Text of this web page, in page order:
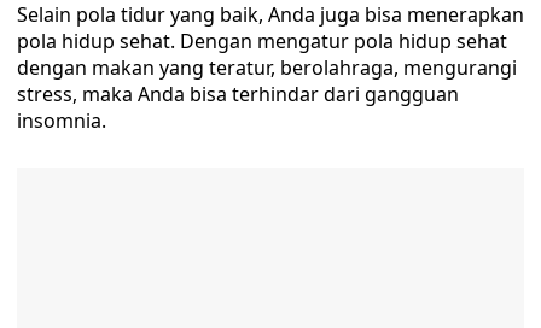
Selain pola tidur yang baik, Anda juga bisa menerapkan
pola hidup sehat. Dengan mengatur pola hidup sehat
dengan makan yang teratur, berolahraga, mengurangi
stress, maka Anda bisa terhindar dari gangguan
insomnia.